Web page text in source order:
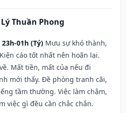
Thuần Phong
01h (Tý) Mưu sự khó thành,
cáo tốt nhất nên hoãn lại.
Mất tiền, mất của nếu đi
mới thấy. Đề phòng tranh cãi,
tầm thường. Việc làm chậm,
việc gì đều cần chắc chắn.